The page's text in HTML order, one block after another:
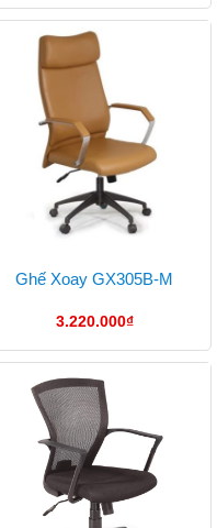
Ghế Xoay GX305B-M
3.220.000₫